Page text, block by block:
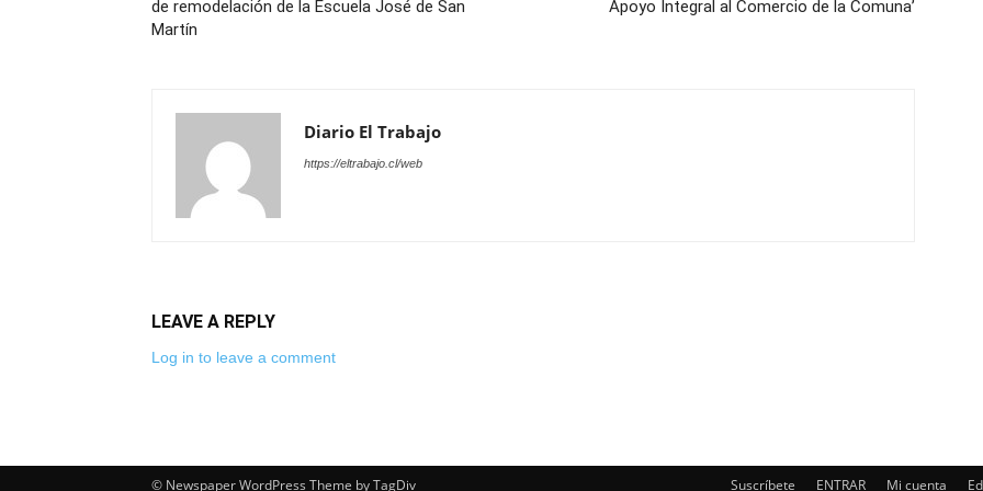
de remodelación de la Escuela José de San
Martín
Apoyo Integral al Comercio de la Comuna’
Diario El Trabajo
https://eltrabajo.cl/web
LEAVE A REPLY
Log in to leave a comment
Suscríbete ENTRAR Mi cuenta
© Newspaper WordPress Theme by TagDiv